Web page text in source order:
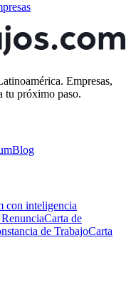
Empresas,
tu próximo paso.
Blog
con inteligencia
Carta de
de TrabajoCarta